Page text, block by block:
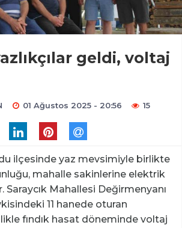
geldi, voltaj
01 Ağustos 2025 - 20:56 15
ilçesinde yaz mevsimiyle birlikte
mahalle sakinlerine elektrik
Saraycık Mahallesi Değirmenyanı
11 hanede oturan
fındık hasat döneminde voltaj